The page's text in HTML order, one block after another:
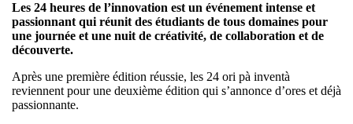
Les 24 heures de l’innovation est un événement intense et
passionnant qui réunit des étudiants de tous domaines pour
une journée et une nuit de créativité, de collaboration et de
découverte.
Après une première édition réussie, les 24 ori pà inventà
reviennent pour une deuxième édition qui s’annonce d’ores et déjà
passionnante.